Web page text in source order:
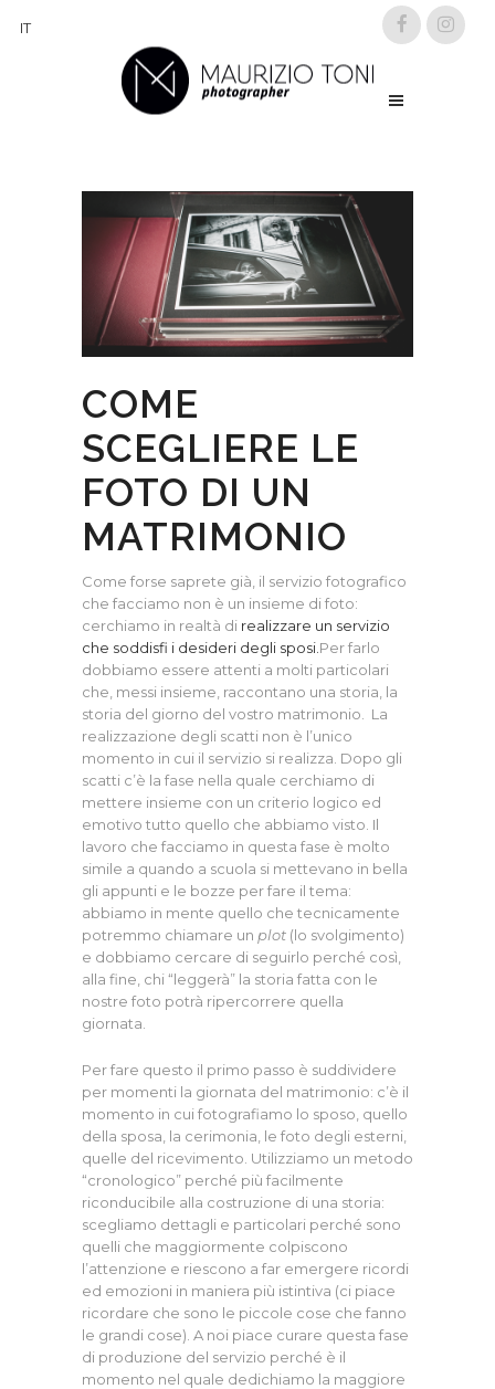
IT
COME
SCEGLIERE LE
FOTO DI UN
MATRIMONIO
Come forse saprete già, il servizio fotografico
che facciamo non è un insieme di foto:
cerchiamo in realtà di realizzare un servizio
che soddisfi i desideri degli sposi. Per farlo
dobbiamo essere attenti a molti particolari
che, messi insieme, raccontano una storia, la
storia del giorno del vostro matrimonio. La
realizzazione degli scatti non è l’unico
momento in cui il servizio si realizza. Dopo gli
scatti c’è la fase nella quale cerchiamo di
mettere insieme con un criterio logico ed
emotivo tutto quello che abbiamo visto. Il
lavoro che facciamo in questa fase è molto
simile a quando a scuola si mettevano in bella
gli appunti e le bozze per fare il tema:
abbiamo in mente quello che tecnicamente
potremmo chiamare un plot (lo svolgimento)
e dobbiamo cercare di seguirlo perché così,
alla fine, chi “leggerà” la storia fatta con le
nostre foto potrà ripercorrere quella
giornata.
Per fare questo il primo passo è suddividere
per momenti la giornata del matrimonio: c’è il
momento in cui fotografiamo lo sposo, quello
della sposa, la cerimonia, le foto degli esterni,
quelle del ricevimento. Utilizziamo un metodo
“cronologico” perché più facilmente
riconducibile alla costruzione di una storia:
scegliamo dettagli e particolari perché sono
quelli che maggiormente colpiscono
l’attenzione e riescono a far emergere ricordi
ed emozioni in maniera più istintiva (ci piace
ricordare che sono le piccole cose che fanno
le grandi cose). A noi piace curare questa fase
di produzione del servizio perché è il
momento nel quale dedichiamo la maggiore